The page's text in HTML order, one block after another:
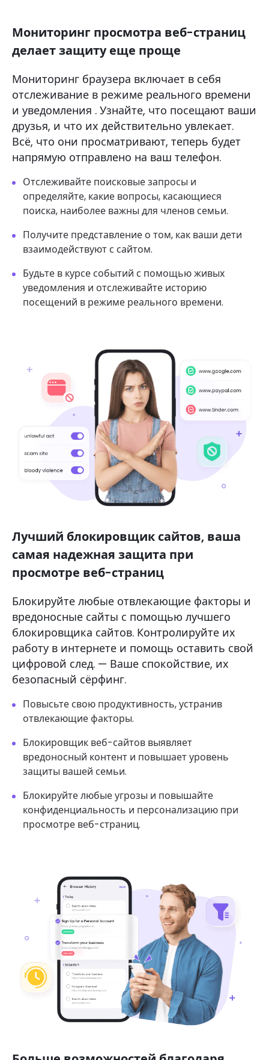
Мониторинг просмотра веб-страниц
делает защиту еще проще
Мониторинг браузера включает в себя
отслеживание в режиме реального времени
и уведомления . Узнайте, что посещают ваши
друзья, и что их действительно увлекает.
Всё, что они просматривают, теперь будет
напрямую отправлено на ваш телефон.
Отслеживайте поисковые запросы и
определяйте, какие вопросы, касающиеся
поиска, наиболее важны для членов семьи.
Получите представление о том, как ваши дети
взаимодействуют с сайтом.
Будьте в курсе событий с помощью живых
уведомления и отслеживайте историю
посещений в режиме реального времени.
Лучший блокировщик сайтов, ваша
самая надежная защита при
просмотре веб-страниц
Блокируйте любые отвлекающие факторы и
вредоносные сайты с помощью лучшего
блокировщика сайтов. Контролируйте их
работу в интернете и помощь оставить свой
цифровой след. — Ваше спокойствие, их
безопасный сёрфинг.
Повысьте свою продуктивность, устранив
отвлекающие факторы.
Блокировщик веб-сайтов выявляет
вредоносный контент и повышает уровень
защиты вашей семьи.
Блокируйте любые угрозы и повышайте
конфиденциальность и персонализацию при
просмотре веб-страниц.